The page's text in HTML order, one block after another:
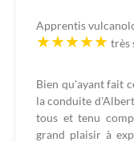
Apprentis
très
Bien qu'ayant fait
la conduite
tous et tenu
grand plaisir à